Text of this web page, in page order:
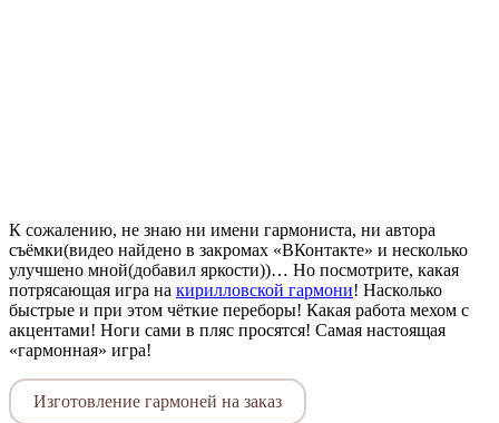
К сожалению, не знаю ни имени гармониста, ни автора
съёмки(видео найдено в закромах «ВКонтакте» и несколько
улучшено мной(добавил яркости))… Но посмотрите, какая
потрясающая игра на кирилловской гармони! Насколько
быстрые и при этом чёткие переборы! Какая работа мехом с
акцентами! Ноги сами в пляс просятся! Самая настоящая
«гармонная» игра!
Изготовление гармоней на заказ